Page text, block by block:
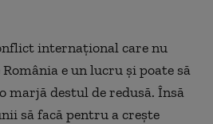
internațional care nu
e un lucru și poate să
marjă destul de redusă. Însă
să facă pentru a crește